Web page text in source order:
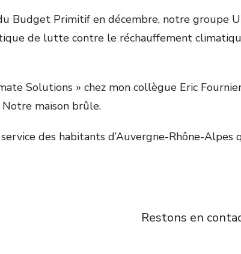
Budget Primitif en décembre, notre groupe
de lutte contre le réchauffement
Solutions » chez mon collègue Eric
maison brûle.
des habitants d’Auvergne-Rhône-Alpes
Restons en